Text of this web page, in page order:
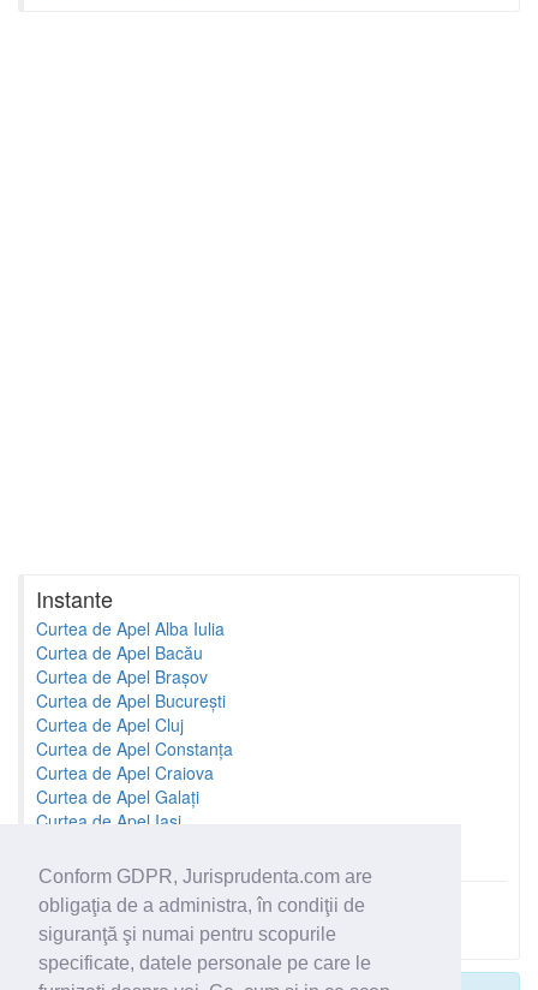
Conform GDPR, Jurisprudenta.com are
obligaţia de a administra, în condiţii de
siguranţă şi numai pentru scopurile
specificate, datele personale pe care le
Instante
Curtea de Apel Alba Iulia
Curtea de Apel Bacău
Curtea de Apel Brașov
Curtea de Apel București
Curtea de Apel Cluj
Curtea de Apel Constanța
Curtea de Apel Craiova
Curtea de Apel Galați
Curtea de Apel Iași
Toate instantele